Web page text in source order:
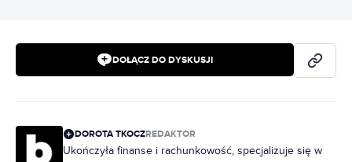
DOŁĄCZ DO DYSKUSJI
DOROTA TKOCZREDAKTOR
Ukończyła finanse i rachunkowość, specjalizuje się w